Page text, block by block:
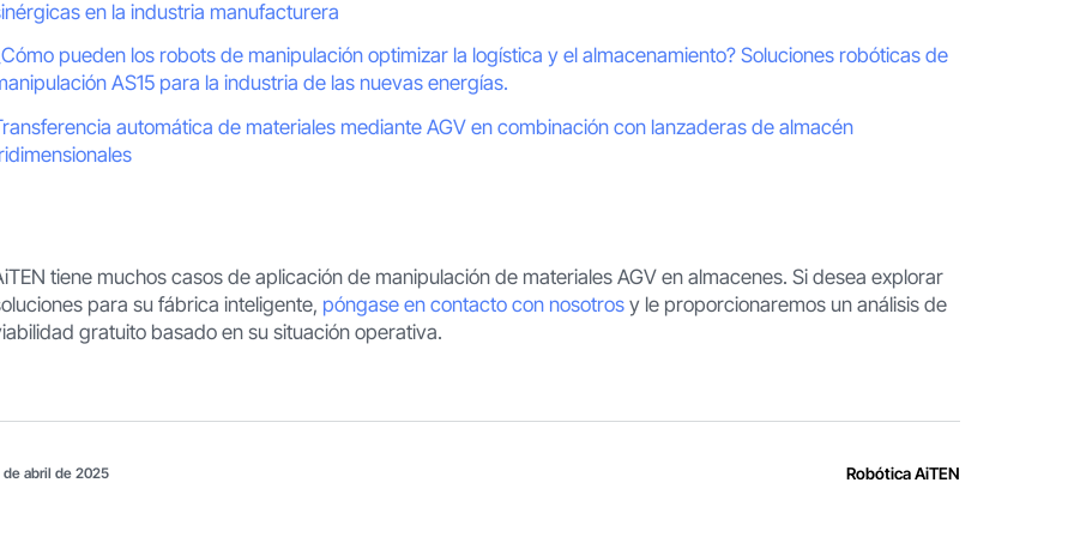
en la industria manufacturera
pueden los robots de manipulación optimizar la logística y el almacenamiento? Soluciones robóticas de
AS15 para la industria de las nuevas energías.
automática de materiales mediante AGV en combinación con lanzaderas de almacén
tiene muchos casos de aplicación de manipulación de materiales AGV en almacenes. Si desea explorar
para su fábrica inteligente, póngase en contacto con nosotros y le proporcionaremos un análisis de
gratuito basado en su situación operativa.
de abril de 2025 Robótica AiTEN